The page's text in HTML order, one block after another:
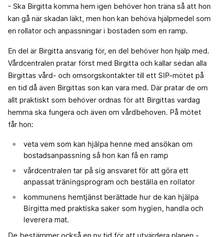
- Ska Birgitta komma hem igen behöver hon träna så att hon
kan gå när skadan läkt, men hon kan behöva hjälpmedel som
en rollator och anpassningar i bostaden som en ramp.
En del är Birgitta ansvarig för, en del behöver hon hjälp med.
Vårdcentralen pratar först med Birgitta och kallar sedan alla
Birgittas vård- och omsorgskontakter till ett SIP-mötet på
en tid då även Birgittas son kan vara med. Där pratar de om
allt praktiskt som behöver ordnas för att Birgittas vardag
hemma ska fungera och även om vårdbehoven. På mötet
får hon:
veta vem som kan hjälpa henne med ansökan om
bostadsanpassning så hon kan få en ramp
vårdcentralen tar på sig ansvaret för att göra ett
anpassat träningsprogram och beställa en rollator
kommunens hemtjänst berättade hur de kan hjälpa
Birgitta med praktiska saker som hygien, handla och
leverera mat.